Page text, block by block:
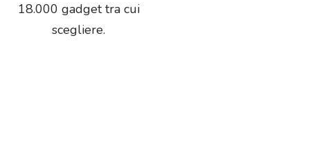
18.000 gadget tra cui
scegliere.